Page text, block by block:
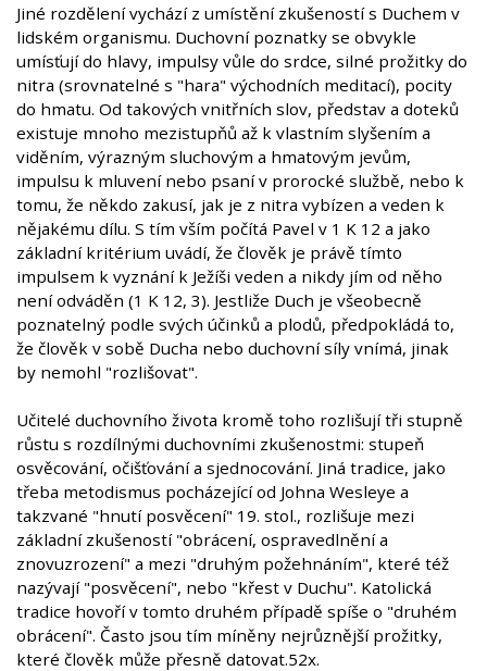
Jiné rozdělení vychází z umístění zkušeností s Duchem v
lidském organismu. Duchovní poznatky se obvykle
umísťují do hlavy, impulsy vůle do srdce, silné prožitky do
nitra (srovnatelné s "hara" východních meditací), pocity
do hmatu. Od takových vnitřních slov, představ a doteků
existuje mnoho mezistupňů až k vlastním slyšením a
viděním, výrazným sluchovým a hmatovým jevům,
impulsu k mluvení nebo psaní v prorocké službě, nebo k
tomu, že někdo zakusí, jak je z nitra vybízen a veden k
nějakému dílu. S tím vším počítá Pavel v 1 K 12 a jako
základní kritérium uvádí, že člověk je právě tímto
impulsem k vyznání k Ježíši veden a nikdy jím od něho
není odváděn (1 K 12, 3). Jestliže Duch je všeobecně
poznatelný podle svých účinků a plodů, předpokládá to,
že člověk v sobě Ducha nebo duchovní síly vnímá, jinak
by nemohl "rozlišovat".
Učitelé duchovního života kromě toho rozlišují tři stupně
růstu s rozdílnými duchovními zkušenostmi: stupeň
osvěcování, očišťování a sjednocování. Jiná tradice, jako
třeba metodismus pocházející od Johna Wesleye a
takzvané "hnutí posvěcení" 19. stol., rozlišuje mezi
základní zkušeností "obrácení, ospravedlnění a
znovuzrození" a mezi "druhým požehnáním", které též
nazývají "posvěcení", nebo "křest v Duchu". Katolická
tradice hovoří v tomto druhém případě spíše o "druhém
obrácení". Často jsou tím míněny nejrůznější prožitky,
které člověk může přesně datovat.52x.